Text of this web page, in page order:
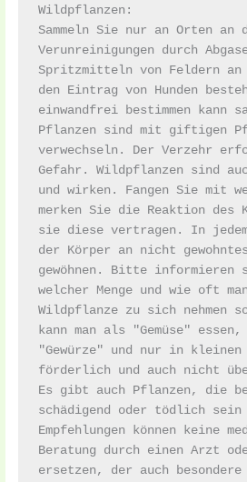
Wildpflanzen:
Sammeln Sie nur an Orten an
Verunreinigungen durch
Spritzmitteln von Feldern an
den Eintrag von Hunden
einwandfrei bestimmen kann
Pflanzen sind mit giftigen
verwechseln. Der Verzehr
Gefahr. Wildpflanzen sind
und wirken. Fangen Sie mit
merken Sie die Reaktion des
sie diese vertragen. In
der Körper an nicht
gewöhnen. Bitte
welcher Menge und wie oft
Wildpflanze zu sich nehmen
kann man als "Gemüse"
"Gewürze" und nur in kleinen
förderlich und auch nicht
Es gibt auch Pflanzen, die
schädigend oder tödlich sein
Empfehlungen können keine
Beratung durch einen Arzt
ersetzen, der auch besondere